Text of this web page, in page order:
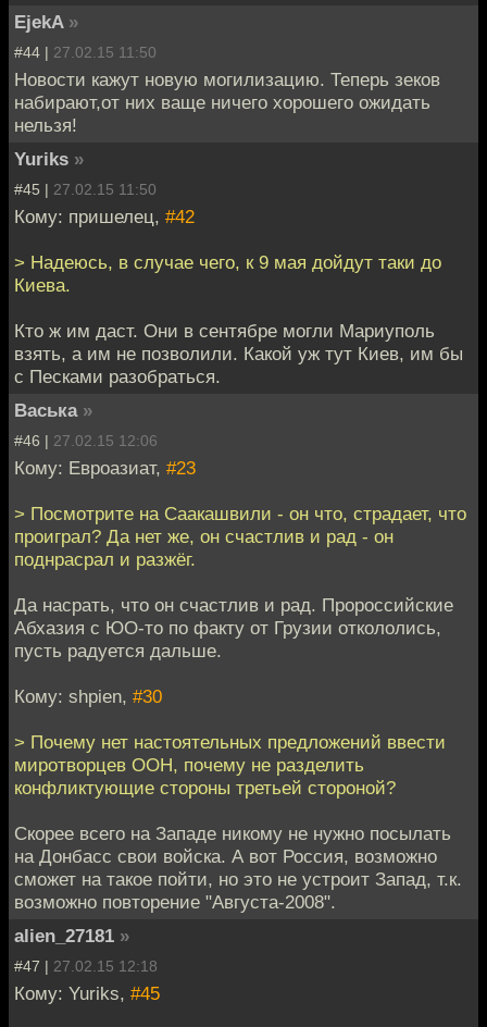
EjekA »
#44 | 27.02.15 11:50
Новости кажут новую могилизацию. Теперь зеков
набирают,от них ваще ничего хорошего ожидать
нельзя!
Yuriks »
#45 | 27.02.15 11:50
Кому: пришелец, #42
> Надеюсь, в случае чего, к 9 мая дойдут таки до
Киева.
Кто ж им даст. Они в сентябре могли Мариуполь
взять, а им не позволили. Какой уж тут Киев, им бы
с Песками разобраться.
Васька »
#46 | 27.02.15 12:06
Кому: Евроазиат, #23
> Посмотрите на Саакашвили - он что, страдает, что
проиграл? Да нет же, он счастлив и рад - он
поднрасрал и разжёг.
Да насрать, что он счастлив и рад. Пророссийские
Абхазия с ЮО-то по факту от Грузии откололись,
пусть радуется дальше.
Кому: shpien, #30
> Почему нет настоятельных предложений ввести
миротворцев ООН, почему не разделить
конфликтующие стороны третьей стороной?
Скорее всего на Западе никому не нужно посылать
на Донбасс свои войска. А вот Россия, возможно
сможет на такое пойти, но это не устроит Запад, т.к.
возможно повторение "Августа-2008".
alien_27181 »
#47 | 27.02.15 12:18
Кому: Yuriks, #45